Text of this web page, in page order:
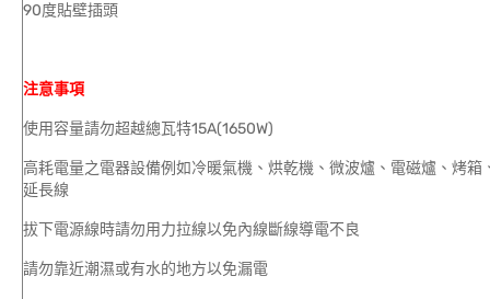
90度貼壁插頭
注意事項
使用容量請勿超越總瓦特15A(1650W)
高耗電量之電器設備例如冷暖氣機、烘乾機、微波爐、電磁爐、烤
延長線
拔下電源線時請勿用力拉線以免內線斷線導電不良
請勿靠近潮濕或有水的地方以免漏電